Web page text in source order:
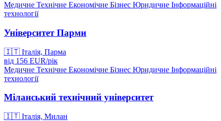
Медичне Технічне Економічне Бізнес Юридичне Інформаційні
технології
Університет Парми
🇮🇹 Італія, Парма
від 156 EUR/рік
Медичне Технічне Економічне Бізнес Юридичне Інформаційні
технології
Міланський технічний університет
🇮🇹 Італія, Милан